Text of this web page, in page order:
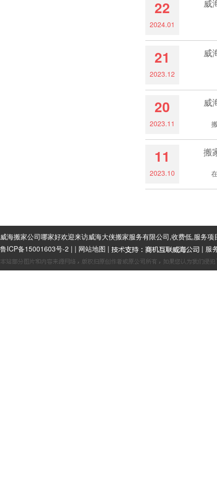
22
2024.01
威
21
2023.12
威
20
2023.11
威
搬
11
2023.10
搬
在
威海搬家公司哪家好欢迎来访威海大侠搬家服务有限公司,收费低,服务项
鲁ICP备15001603号-2 | | 网站地图 | | 服